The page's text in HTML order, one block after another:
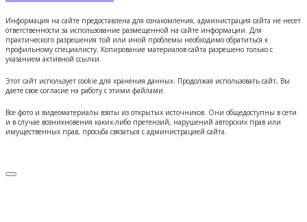
Информация на сайте предоставлена для ознакомления, администрация сайта не несет
ответственности за использование размещенной на сайте информации. Для
практического разрешения той или иной проблемы необходимо обратиться к
профильному специалисту. Копирование материалов сайта разрешено только с
указанием активной ссылки.
Этот сайт использует cookie для хранения данных. Продолжая использовать сайт, Вы
даете свое согласие на работу с этими файлами.
Все фото и видеоматериалы взяты из открытых источников. Они общедоступны в сети
и в случае возникновения каких-либо претензий, нарушений авторских прав или
имущественных прав, просьба связаться с администрацией сайта.